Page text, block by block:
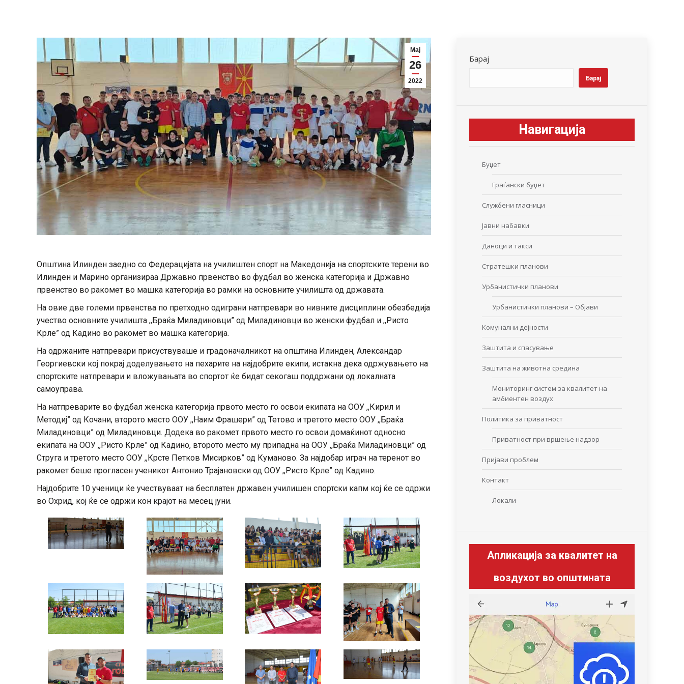
Мај
26
2022
Општина Илинден заедно со Федерацијата на училиштен спорт на Македонија на спортските терени во
Илинден и Марино организираа Државно првенство во фудбал во женска категорија и Државно
првенство во ракомет во машка категорија во рамки на основните училишта од државата.
На овие две големи првенства по претходно одиграни натпревари во нивните дисциплини обезбедија
учество основните училишта ,,Браќа Миладиновци” од Миладиновци во женски фудбал и ,,Ристо
Крле” од Кадино во ракомет во машка категорија.
На одржаните натпревари присуствуваше и градоначалникот на општина Илинден, Александар
Георгиевски кој покрај доделувањето на пехарите на најдобрите екипи, истакна дека одржувањето на
спортските натпревари и вложувањата во спортот ќе бидат секогаш поддржани од локалната
самоуправа.
На натпреварите во фудбал женска категорија првото место го освои екипата на ООУ ,,Кирил и
Методиј” од Кочани, второто место ООУ ,,Наим Фрашери” од Тетово и третото место ООУ ,,Браќа
Миладиновци” од Миладиновци. Додека во ракомет првото место го освои домаќинот односно
екипата на ООУ ,,Ристо Крле” од Кадино, второто место му припадна на ООУ ,,Браќа Миладиновци” од
Струга и третото место ООУ ,,Крсте Петков Мисирков” од Куманово. За најдобар играч на теренот во
ракомет беше прогласен ученикот Антонио Трајановски од ООУ ,,Ристо Крле” од Кадино.
Најдобрите 10 ученици ќе учествуваат на бесплатен државен училишен спортски капм кој ќе се одржи
во Охрид, кој ќе се одржи кон крајот на месец јуни.
Барај
Барај
Навигација
Буџет
Граѓански буџет
Службени гласници
Јавни набавки
Даноци и такси
Стратешки планови
Урбанистички планови
Урбанистички планови – Објави
Комунални дејности
Заштита и спасување
Заштита на животна средина
Мониторинг систем за квалитет на
амбиентен воздух
Политика за приватност
Приватност при вршење надзор
Пријави проблем
Контакт
Локали
Апликација за квалитет на
воздухот во општината